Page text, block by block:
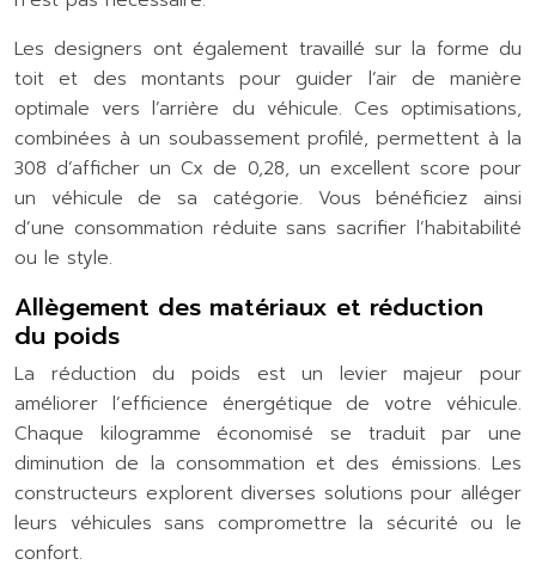
Les designers ont également travaillé sur la forme du
toit et des montants pour guider l’air de manière
optimale vers l’arrière du véhicule. Ces optimisations,
combinées à un soubassement profilé, permettent à la
308 d’afficher un Cx de 0,28, un excellent score pour
un véhicule de sa catégorie. Vous bénéficiez ainsi
d’une consommation réduite sans sacrifier l’habitabilité
ou le style.
Allègement des matériaux et réduction
du poids
La réduction du poids est un levier majeur pour
améliorer l’efficience énergétique de votre véhicule.
Chaque kilogramme économisé se traduit par une
diminution de la consommation et des émissions. Les
constructeurs explorent diverses solutions pour alléger
leurs véhicules sans compromettre la sécurité ou le
confort.